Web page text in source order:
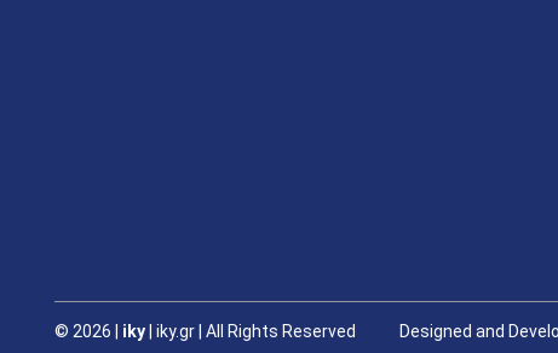
© 2026 | iky | iky.gr | All Rights Reserved Designed and